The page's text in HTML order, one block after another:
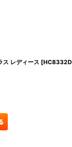
レディース [HC8332D